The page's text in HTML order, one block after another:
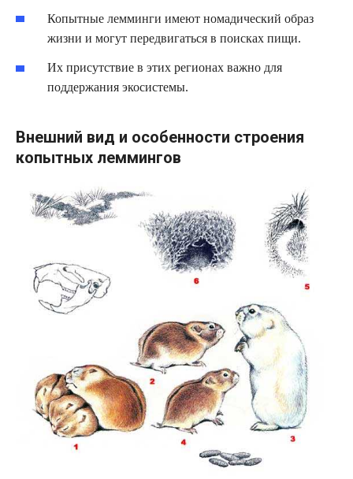
Копытные лемминги имеют номадический образ
жизни и могут передвигаться в поисках пищи.
Их присутствие в этих регионах важно для
поддержания экосистемы.
Внешний вид и особенности строения
копытных леммингов